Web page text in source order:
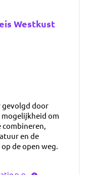
Westkust
gevolgd door
mogelijkheid om
en de
de open weg.